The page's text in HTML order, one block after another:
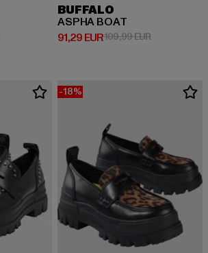
EUR
Aktionspreis: 109,99 EUR
BUFFALO
ASPHA BOAT
91,29 EUR
Derzeitiger Preis: 91,29 EUR
109,99 EURAktionspreis:
-18%